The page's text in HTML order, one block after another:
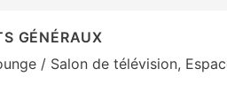
GÉNÉRAUX
/ Salon de télévision,